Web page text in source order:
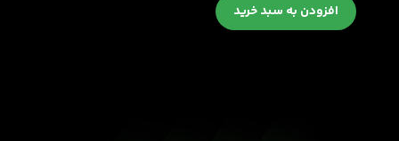
افزودن به سبد خرید